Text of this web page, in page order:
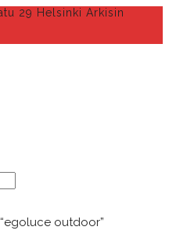
29 Helsinki Arkisin
outdoor”